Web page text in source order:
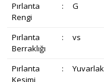
Pırlanta
Rengi
: G
Pırlanta
Berraklığı
: vs
Pırlanta
Kesimi
: Yuvarlak